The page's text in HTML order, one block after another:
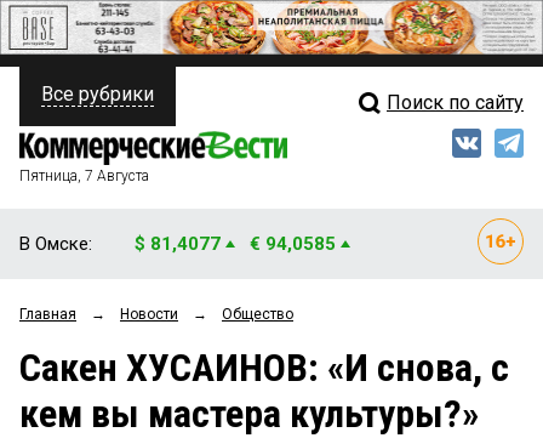
ПОЛИТИКА
ФИНАНСЫ
ОБЩЕСТВО
ЗАКОН
Свежий выпуск
Рейтинги
Блоги
Все рубрики Поиск по сайту
Пятница, 7 Августа
В Омске: $ 81,4077 € 94,0585
Главная → Новости → Общество
Сакен ХУСАИНОВ: «И снова, с
кем вы мастера культуры?»